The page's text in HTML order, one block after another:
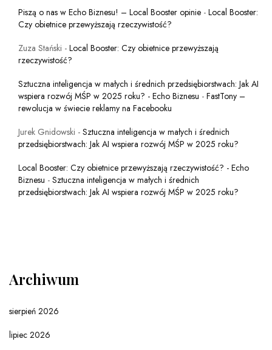
Piszą o nas w Echo Biznesu! – Local Booster opinie - Local Booster:
Czy obietnice przewyższają rzeczywistość?
Zuza Stański - Local Booster: Czy obietnice przewyższają
rzeczywistość?
Sztuczna inteligencja w małych i średnich przedsiębiorstwach: Jak AI
wspiera rozwój MŚP w 2025 roku? - Echo Biznesu - FastTony –
rewolucja w świecie reklamy na Facebooku
Jurek Gnidowski - Sztuczna inteligencja w małych i średnich
przedsiębiorstwach: Jak AI wspiera rozwój MŚP w 2025 roku?
Local Booster: Czy obietnice przewyższają rzeczywistość? - Echo
Biznesu - Sztuczna inteligencja w małych i średnich
przedsiębiorstwach: Jak AI wspiera rozwój MŚP w 2025 roku?
Archiwum
sierpień 2026
lipiec 2026